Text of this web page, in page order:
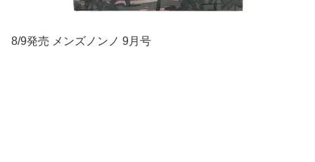
8/9発売 メンズノンノ 9月号